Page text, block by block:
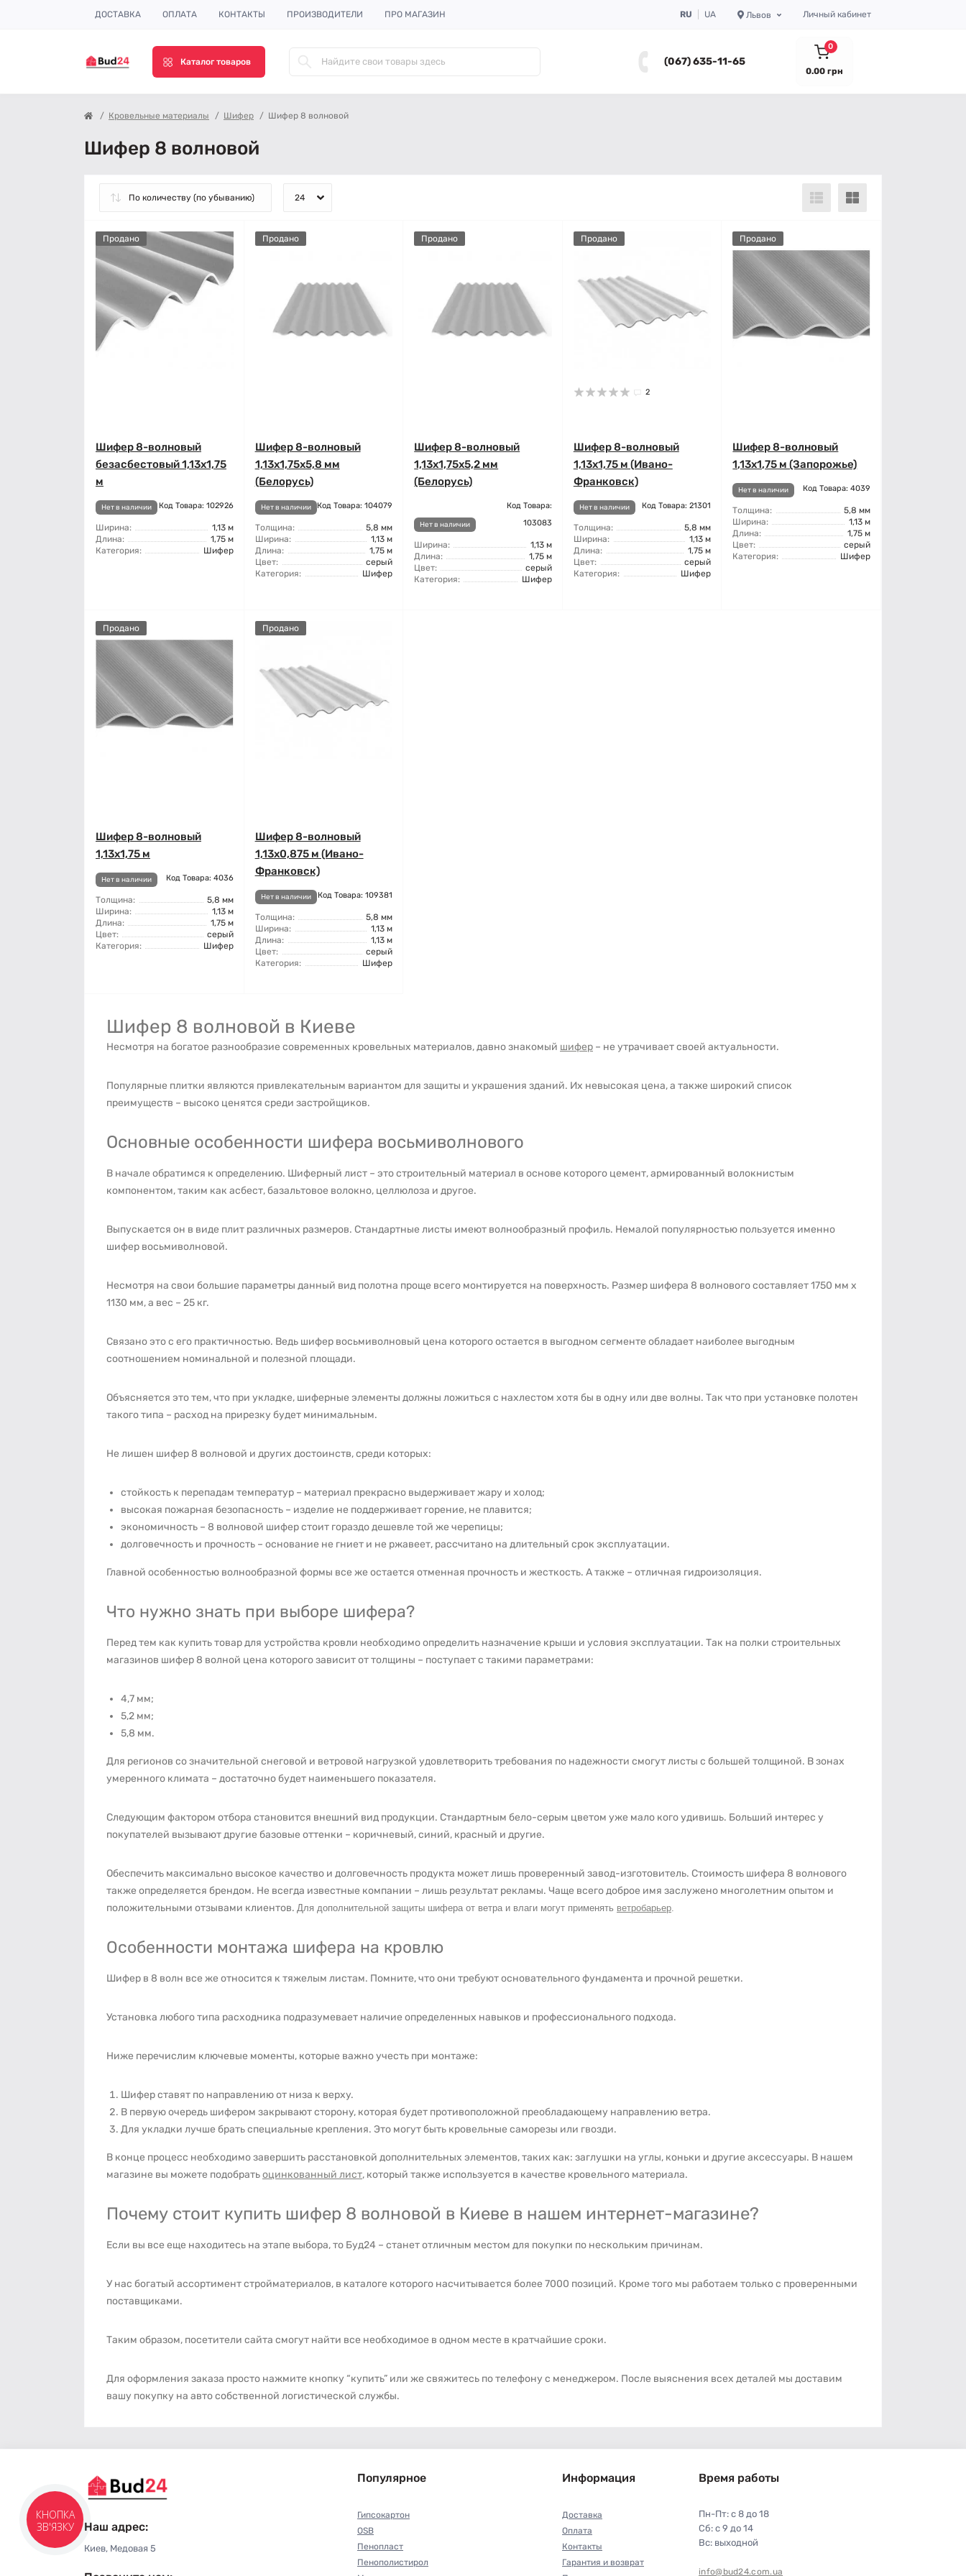
ДОСТАВКА ОПЛАТА КОНТАКТЫ ПРОИЗВОДИТЕЛИ ПРО МАГАЗИН RU UA Львов Личный кабинет
Каталог товаров (067) 635-11-65
0
0.00 грн
Кровельные материалы Шифер Шифер 8 волновой
Шифер 8 волновой
Продано
Шифер 8-волновый
безасбестовый 1,13x1,75
м
Нет в наличии Код Товара: 102926
Ширина:
1,13 м
Длина:
1,75 м
Категория:
Шифер
Продано
Шифер 8-волновый
1,13x1,75x5,8 мм
(Белорусь)
Нет в наличии Код Товара: 104079
Толщина:
5,8 мм
Ширина:
1,13 м
Длина:
1,75 м
Цвет:
серый
Категория:
Шифер
Продано
Шифер 8-волновый
1,13x1,75x5,2 мм
(Белорусь)
Нет в наличии
Код Товара:
103083
Ширина:
1,13 м
Длина:
1,75 м
Цвет:
серый
Категория:
Шифер
Продано
2
Шифер 8-волновый
1,13x1,75 м (Ивано-
Франковск)
Нет в наличии Код Товара: 21301
Толщина:
5,8 мм
Ширина:
1,13 м
Длина:
1,75 м
Цвет:
серый
Категория:
Шифер
Продано
Шифер 8-волновый
1,13x1,75 м (Запорожье)
Нет в наличии Код Товара: 4039
Толщина:
5,8 мм
Ширина:
1,13 м
Длина:
1,75 м
Цвет:
серый
Категория:
Шифер
Продано
Шифер 8-волновый
1,13x1,75 м
Нет в наличии Код Товара: 4036
Толщина:
5,8 мм
Ширина:
1,13 м
Длина:
1,75 м
Цвет:
серый
Категория:
Шифер
Продано
Шифер 8-волновый
1,13x0,875 м (Ивано-
Франковск)
Нет в наличии Код Товара: 109381
Толщина:
5,8 мм
Ширина:
1,13 м
Длина:
1,13 м
Цвет:
серый
Категория:
Шифер
Шифер 8 волновой в Киеве
Несмотря на богатое разнообразие современных кровельных материалов, давно знакомый шифер – не утрачивает своей актуальности.
Популярные плитки являются привлекательным вариантом для защиты и украшения зданий. Их невысокая цена, а также широкий список
преимуществ – высоко ценятся среди застройщиков.
Основные особенности шифера восьмиволнового
В начале обратимся к определению. Шиферный лист – это строительный материал в основе которого цемент, армированный волокнистым
компонентом, таким как асбест, базальтовое волокно, целлюлоза и другое.
Выпускается он в виде плит различных размеров. Стандартные листы имеют волнообразный профиль. Немалой популярностью пользуется именно
шифер восьмиволновой.
Несмотря на свои большие параметры данный вид полотна проще всего монтируется на поверхность. Размер шифера 8 волнового составляет 1750 мм х
1130 мм, а вес – 25 кг.
Связано это с его практичностью. Ведь шифер восьмиволновый цена которого остается в выгодном сегменте обладает наиболее выгодным
соотношением номинальной и полезной площади.
Объясняется это тем, что при укладке, шиферные элементы должны ложиться с нахлестом хотя бы в одну или две волны. Так что при установке полотен
такого типа – расход на прирезку будет минимальным.
Не лишен шифер 8 волновой и других достоинств, среди которых:
стойкость к перепадам температур – материал прекрасно выдерживает жару и холод;
высокая пожарная безопасность – изделие не поддерживает горение, не плавится;
экономичность – 8 волновой шифер стоит гораздо дешевле той же черепицы;
долговечность и прочность – основание не гниет и не ржавеет, рассчитано на длительный срок эксплуатации.
Главной особенностью волнообразной формы все же остается отменная прочность и жесткость. А также – отличная гидроизоляция.
Что нужно знать при выборе шифера?
Перед тем как купить товар для устройства кровли необходимо определить назначение крыши и условия эксплуатации. Так на полки строительных
магазинов шифер 8 волной цена которого зависит от толщины – поступает с такими параметрами:
4,7 мм;
5,2 мм;
5,8 мм.
Для регионов со значительной снеговой и ветровой нагрузкой удовлетворить требования по надежности смогут листы с большей толщиной. В зонах
умеренного климата – достаточно будет наименьшего показателя.
Следующим фактором отбора становится внешний вид продукции. Стандартным бело-серым цветом уже мало кого удивишь. Больший интерес у
покупателей вызывают другие базовые оттенки – коричневый, синий, красный и другие.
Обеспечить максимально высокое качество и долговечность продукта может лишь проверенный завод-изготовитель. Стоимость шифера 8 волнового
также определяется брендом. Не всегда известные компании – лишь результат рекламы. Чаще всего доброе имя заслужено многолетним опытом и
положительными отзывами клиентов. Для дополнительной защиты шифера от ветра и влаги могут применять ветробарьер.
Особенности монтажа шифера на кровлю
Шифер в 8 волн все же относится к тяжелым листам. Помните, что они требуют основательного фундамента и прочной решетки.
Установка любого типа расходника подразумевает наличие определенных навыков и профессионального подхода.
Ниже перечислим ключевые моменты, которые важно учесть при монтаже:
Шифер ставят по направлению от низа к верху.
В первую очередь шифером закрывают сторону, которая будет противоположной преобладающему направлению ветра.
Для укладки лучше брать специальные крепления. Это могут быть кровельные саморезы или гвозди.
В конце процесс необходимо завершить расстановкой дополнительных элементов, таких как: заглушки на углы, коньки и другие аксессуары. В нашем
магазине вы можете подобратьоцинкованный лист, который также используется в качестве кровельного материала.
Почему стоит купить шифер 8 волновой в Киеве в нашем интернет-магазине?
Если вы все еще находитесь на этапе выбора, то Буд24 – станет отличным местом для покупки по нескольким причинам.
У нас богатый ассортимент стройматериалов, в каталоге которого насчитывается более 7000 позиций. Кроме того мы работаем только с проверенными
поставщиками.
Таким образом, посетители сайта смогут найти все необходимое в одном месте в кратчайшие сроки.
Для оформления заказа просто нажмите кнопку “купить” или же свяжитесь по телефону с менеджером. После выяснения всех деталей мы доставим
вашу покупку на авто собственной логистической службы.
Наш адрес:
Киев, Медовая 5
Популярное
Гипсокартон
OSB
Пенопласт
Пенополистирол
Информация
Доставка
Оплата
Контакты
Гарантия и возврат
Время работы
Пн-Пт: с 8 до 18
Сб: с 9 до 14
Вс: выходной
info@bud24.com.ua
КНОПКА
ЗВ'ЯЗКУ